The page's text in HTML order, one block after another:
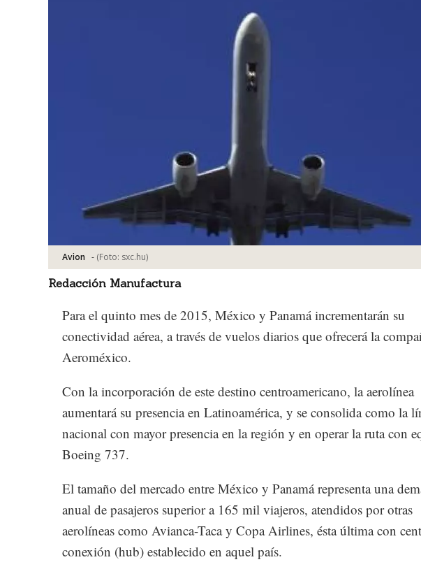
Avion - (Foto: sxc.hu)
Redacción Manufactura
Para el quinto mes de 2015, México y Panamá incrementarán su
conectividad aérea, a través de vuelos diarios que ofrecerá la
Aeroméxico.
Con la incorporación de este destino centroamericano, la aerolínea
aumentará su presencia en Latinoamérica, y se consolida como la
nacional con mayor presencia en la región y en operar la ruta con
Boeing 737.
El tamaño del mercado entre México y Panamá representa una
anual de pasajeros superior a 165 mil viajeros, atendidos por otras
aerolíneas como Avianca-Taca y Copa Airlines, ésta última con
conexión (hub) establecido en aquel país.